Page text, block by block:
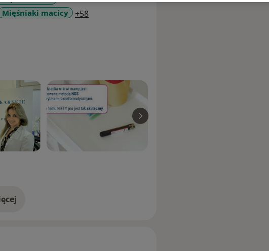
i Onkologicznej
profilaktyką i promocją
Mięśniaki macicy +58a11y_sr_more_diseases